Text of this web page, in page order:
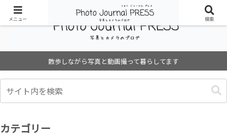
散歩しながら写真と動画撮って暮らしてます
カテゴリー
メニュー 検索